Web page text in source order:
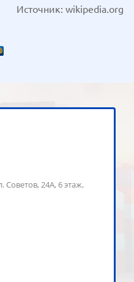
Источник: wikipedia.org
Советов, 24А, 6 этаж,